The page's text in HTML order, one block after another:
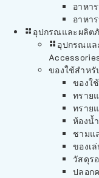
อาหา
อาหา
อุปกรณและผลิต
อุปกรณแล
ของใช้สำหรั
ของใ
ทราย
ทราย
ห้องน้
ชามแ
ของเ
วัสดุร
ปลอก